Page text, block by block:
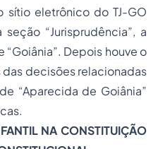
sítio eletrônico do TJ-GO
seção “Jurisprudência”, a
“Goiânia”. Depois houve o
das decisões relacionadas
“Aparecida de Goiânia”
NA CONSTITUIÇÃO